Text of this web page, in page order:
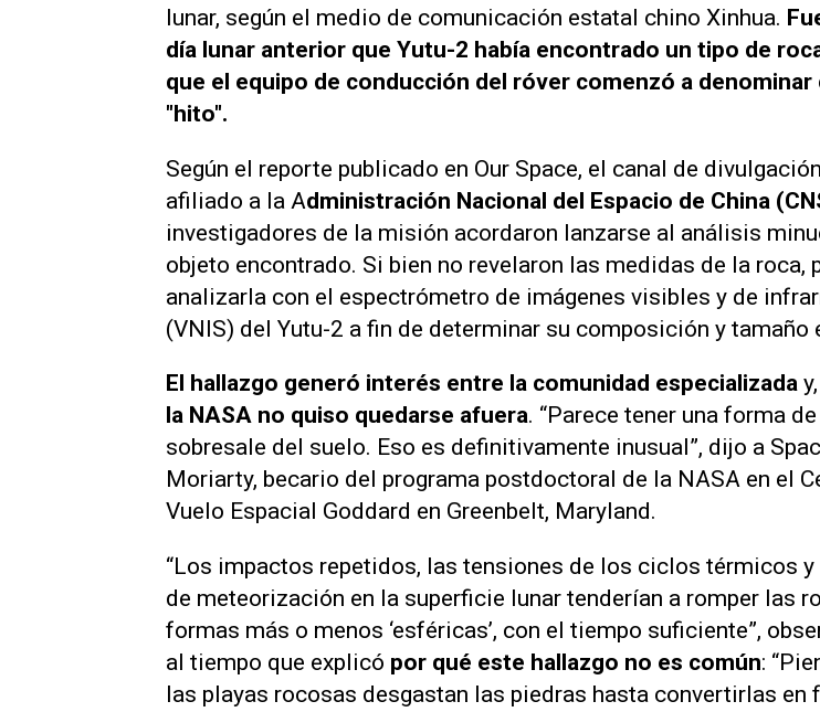
lunar, según el medio de comunicación estatal chino Xinhua.
día lunar anterior que Yutu-2 había encontrado un tipo de
que el equipo de conducción del róver comenzó a denominar
"hito".
Según el reporte publicado en Our Space, el canal de
afiliado a la Administración Nacional del Espacio de China
investigadores de la misión acordaron lanzarse al análisis
objeto encontrado. Si bien no revelaron las medidas de la roca,
analizarla con el espectrómetro de imágenes visibles y de
(VNIS) del Yutu-2 a fin de determinar su composición y tamaño
El hallazgo generó interés entre la comunidad especializada
la NASA no quiso quedarse afuera. “Parece tener una forma
sobresale del suelo. Eso es definitivamente inusual”, dijo a
Moriarty, becario del programa postdoctoral de la NASA en el
Vuelo Espacial Goddard en Greenbelt, Maryland.
“Los impactos repetidos, las tensiones de los ciclos térmicos
de meteorización en la superficie lunar tenderían a romper las
formas más o menos ‘esféricas’, con el tiempo suficiente”,
al tiempo que explicó por qué este hallazgo no es común:
las playas rocosas desgastan las piedras hasta convertirlas en